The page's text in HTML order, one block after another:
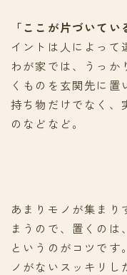
「ここが片づいて
イントは人によって
わが家では、うっか
くものを玄関先に
持ち物だけでなく、
のなどなど。
あまりモノが集まり
まうので、置くのは
というのがコツです
ノがないスッキリし